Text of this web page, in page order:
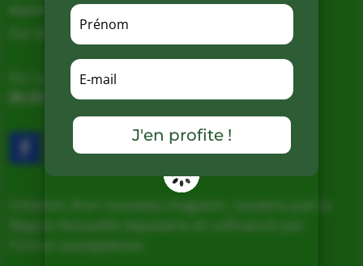
Magasin de producteurs depuis 2005
Sur place, Livraison et Expéditions
Du Lundi au Samedi de 9h à 19h
05.53.31.98.50–Accès & Contact
Création d’un nouveau magasin, soutenu par la
J'en profite !